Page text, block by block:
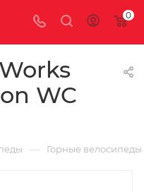
0
WC
— Горные велосипеды